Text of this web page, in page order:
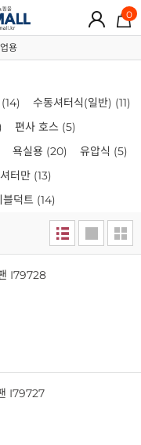
0
용
(14) 수동셔터식(일반) (11)
편사 호스 (5)
욕실용 (20) 유압식 (5)
셔터만 (13)
덕트 (14)
I79728
I79727